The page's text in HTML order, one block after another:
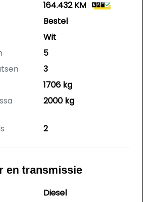
164.432 KM
Bestel
Wit
5
3
1706 kg
2000 kg
2
en transmissie
Diesel